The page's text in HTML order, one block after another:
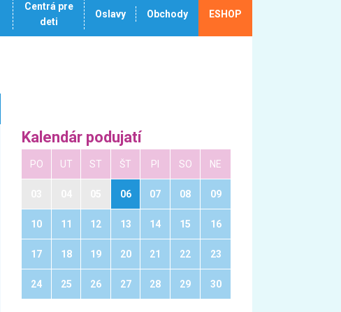
Centrá pre
deti
Oslavy Obchody ESHOP
Kalendár podujatí
PO UT ST ŠT PI SO NE
06 07 08 09
10 11 12 13 14 15 16
17 18 19 20 21 22 23
24 25 26 27 28 29 30